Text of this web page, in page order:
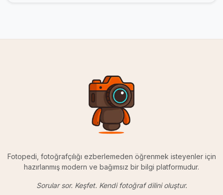
Fotopedi, fotoğrafçılığı ezberlemeden öğrenmek isteyenler için
hazırlanmış modern ve bağımsız bir bilgi platformudur.
Sorular sor. Keşfet. Kendi fotoğraf dilini oluştur.